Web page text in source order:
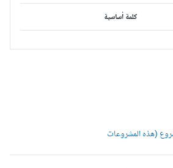
كلمة أساسية
(هذه المشروعات